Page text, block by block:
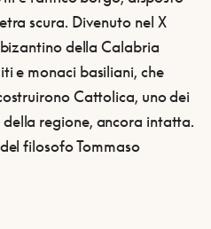
scura. Divenuto nel X
della Calabria
e monaci basiliani, che
Cattolica, uno dei
regione, ancora intatta.
filosofo Tommaso